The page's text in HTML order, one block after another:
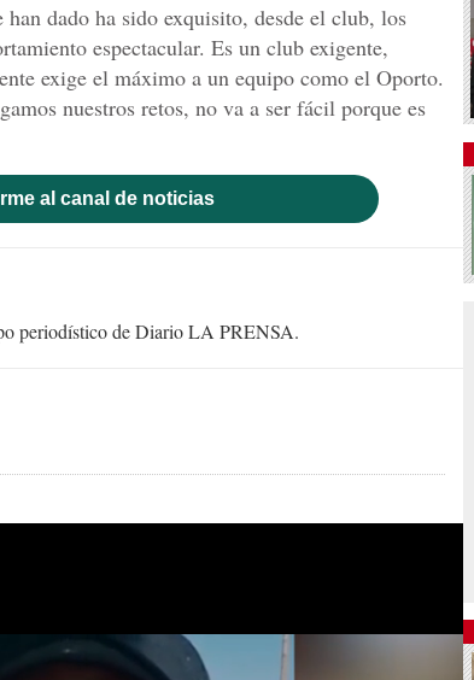
dado ha sido exquisito, desde el club, los
espectacular. Es un club exigente,
exige el máximo a un equipo como el Oporto.
nuestros retos, no va a ser fácil porque es
al canal de noticias
periodístico de Diario LA PRENSA.